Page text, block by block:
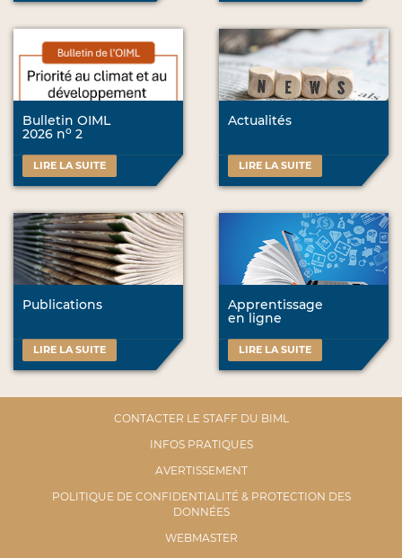
Bulletin OIML
2026 no 2
LIRE LA SUITE
Actualités
LIRE LA SUITE
Publications
LIRE LA SUITE
Apprentissage
en ligne
LIRE LA SUITE
CONTACTER LE STAFF DU BIML
INFOS PRATIQUES
AVERTISSEMENT
POLITIQUE DE CONFIDENTIALITÉ & PROTECTION DES
DONNÉES
WEBMASTER